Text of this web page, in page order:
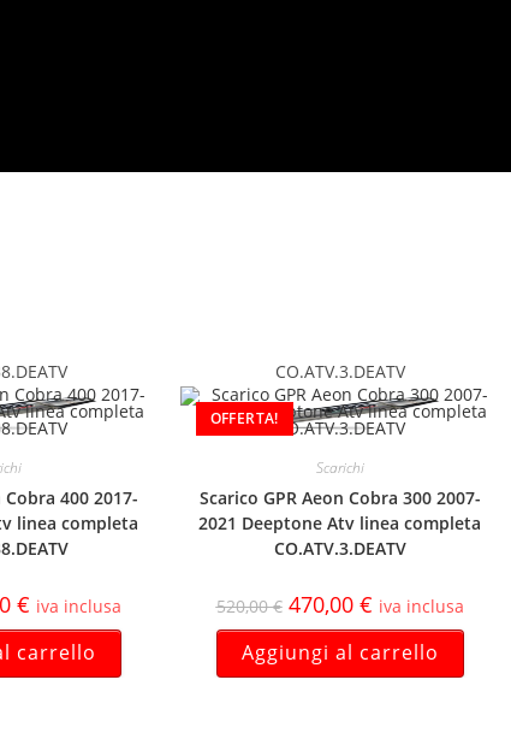
Cobra 400 2017-
linea completa
€ iva inclusa
carrello
CO.ATV.3.DEATV
OFFERTA!
Scarichi
Scarico GPR Aeon Cobra 300 2007-
2021 Deeptone Atv linea completa
CO.ATV.3.DEATV
520,00€ 470,00 € iva inclusa
Aggiungi al carrello